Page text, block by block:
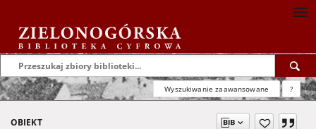
Wyszukiwanie zaawansowane ?
OBIEKT